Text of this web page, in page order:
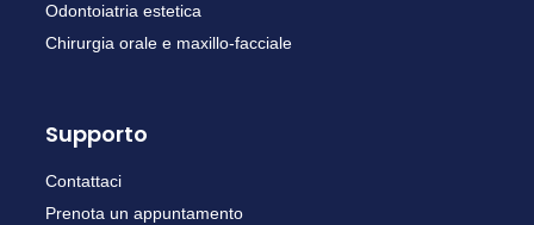
Odontoiatria estetica
Chirurgia orale e maxillo-facciale
Supporto
Contattaci
Prenota un appuntamento